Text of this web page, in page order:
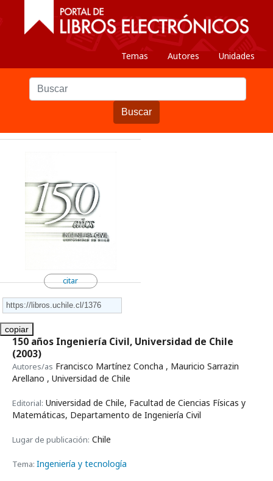
Temas Autores Unidades
Buscar
citar
copiar
150 años Ingeniería Civil, Universidad de Chile
(2003)
Autores/as Francisco Martínez Concha , Mauricio Sarrazin
Arellano , Universidad de Chile
Editorial: Universidad de Chile, Facultad de Ciencias Físicas y
Matemáticas, Departamento de Ingeniería Civil
Lugar de publicación: Chile
Tema: Ingeniería y tecnología